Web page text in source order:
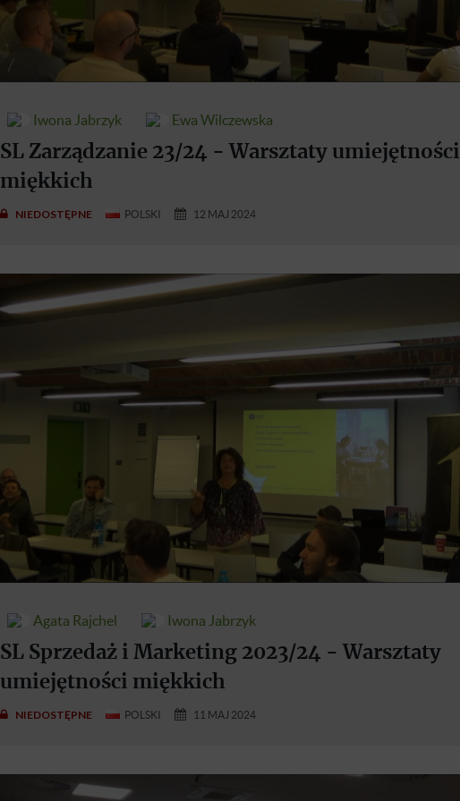
Iwona Jabrzyk Ewa Wilczewska
SL Zarządzanie 23/24 - Warsztaty umiejętności
miękkich
NIEDOSTĘPNE POLSKI 12 MAJ 2024
Agata Rajchel Iwona Jabrzyk
SL Sprzedaż i Marketing 2023/24 - Warsztaty
umiejętności miękkich
NIEDOSTĘPNE POLSKI 11 MAJ 2024